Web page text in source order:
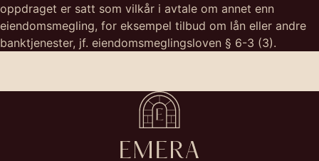
oppdraget er satt som vilkår i avtale om annet enn
eiendomsmegling, for eksempel tilbud om lån eller andre
banktjenester, jf. eiendomsmeglingsloven § 6-3 (3).